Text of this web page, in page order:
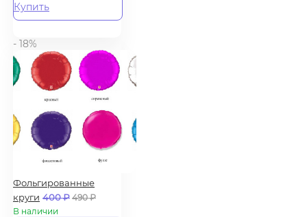
Купить
- 18%
Фольгированные
круги 400₽ 490₽
В наличии